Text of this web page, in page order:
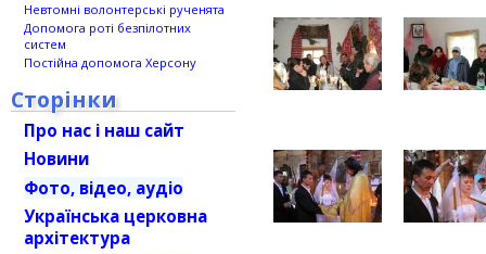
Невтомні волонтерські рученята
Допомога роті безпілотних
систем
Постійна допомога Херсону
Сторінки
Про нас і наш сайт
Новини
Фото, відео, аудіо
Українська церковна
архітектура